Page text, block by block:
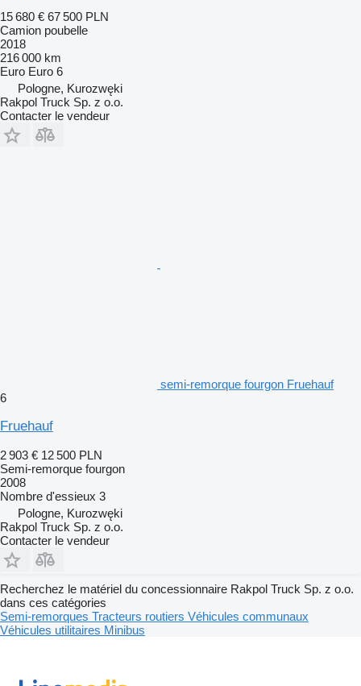
15 680 € 67 500 PLN
Camion poubelle
2018
216 000 km
Euro Euro 6
Pologne, Kurozwęki
Rakpol Truck Sp. z o.o.
Contacter le vendeur
semi-remorque fourgon Fruehauf
6
Fruehauf
2 903 € 12 500 PLN
Semi-remorque fourgon
2008
Nombre d'essieux 3
Pologne, Kurozwęki
Rakpol Truck Sp. z o.o.
Contacter le vendeur
Recherchez le matériel du concessionnaire Rakpol Truck Sp. z o.o.
dans ces catégories
Semi-remorques Tracteurs routiers Véhicules communaux
Véhicules utilitaires Minibus